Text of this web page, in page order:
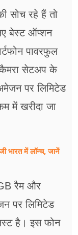
सोच रहे हैं तो
बेस्ट ऑप्शन
पावरफुल
सेटअप के
पर लिमिटेड
में खरीदा जा
में लॉन्च, जानें
रैम और
पर लिमिटेड
है। इस फोन